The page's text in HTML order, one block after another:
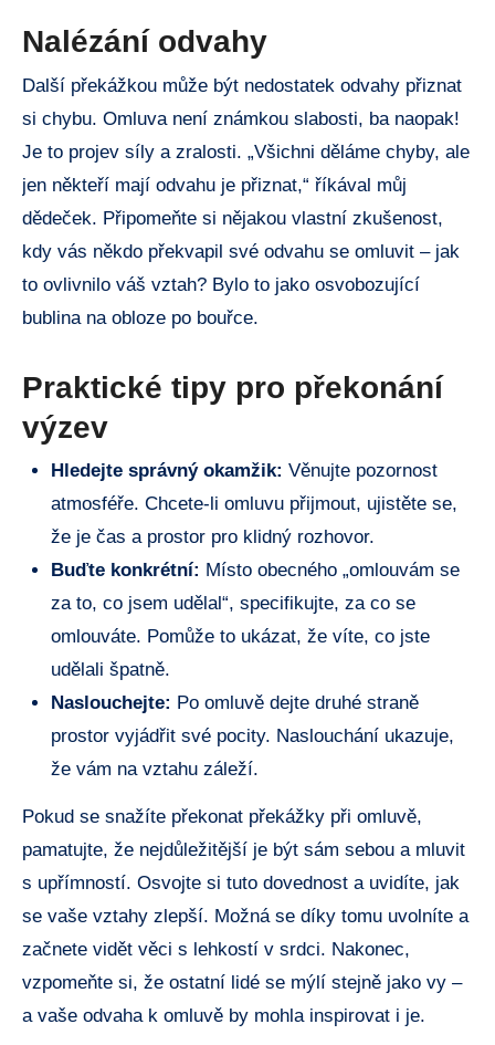
Nalézání⁢ odvahy
Další překážkou může‍ být nedostatek odvahy⁤ přiznat
si chybu. Omluva není ​známkou slabosti, ba​ naopak!
⁢Je to projev ​síly a zralosti. „Všichni děláme chyby, ale
jen někteří mají odvahu je přiznat,“ říkával ⁤můj
dědeček. ‍Připomeňte si nějakou vlastní zkušenost, ​
kdy vás‍ někdo překvapil ⁢své odvahu ⁢se omluvit ⁢– jak
to ovlivnilo váš vztah? Bylo to jako osvobozující‍
bublina ⁣na​ obloze po bouřce.
Praktické tipy pro překonání
výzev
Hledejte správný okamžik: Věnujte pozornost
atmosféře. Chcete-li‌ omluvu ⁢přijmout, ujistěte‍ se,
že je čas a prostor pro klidný ​rozhovor.
Buďte konkrétní: Místo obecného „omlouvám ⁤se‍
za to, co⁢ jsem udělal“, specifikujte, za co se​
omlouváte. Pomůže to ⁤ukázat, že víte,⁣ co⁣ jste
udělali špatně.
Naslouchejte: ‌Po omluvě dejte druhé straně‍
prostor⁢ vyjádřit⁤ své ​pocity. Naslouchání ukazuje,
že vám na ‍vztahu⁤ záleží.
Pokud ‌se snažíte překonat překážky⁢ při⁤ omluvě,
‍pamatujte, že nejdůležitější⁢ je být⁣ sám sebou a mluvit
⁣s upřímností.‍ Osvojte si‍ tuto dovednost a uvidíte, jak
⁢se vaše vztahy zlepší. Možná se díky tomu ‍uvolníte a
začnete vidět věci s ⁤lehkostí v srdci. Nakonec,
vzpomeňte si, že ostatní lidé se⁤ mýlí stejně⁢ jako vy⁢ –
a vaše odvaha⁣ k‌ omluvě by mohla inspirovat i ​je.